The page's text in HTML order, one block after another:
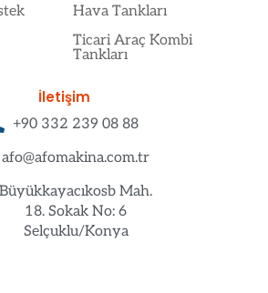
Hava Tankları
Ticari Araç Kombi
Tankları
İletişim
+90 332 239 08 88
afo@afomakina.com.tr
Büyükkayacıkosb Mah.
18. Sokak No: 6
Selçuklu/Konya